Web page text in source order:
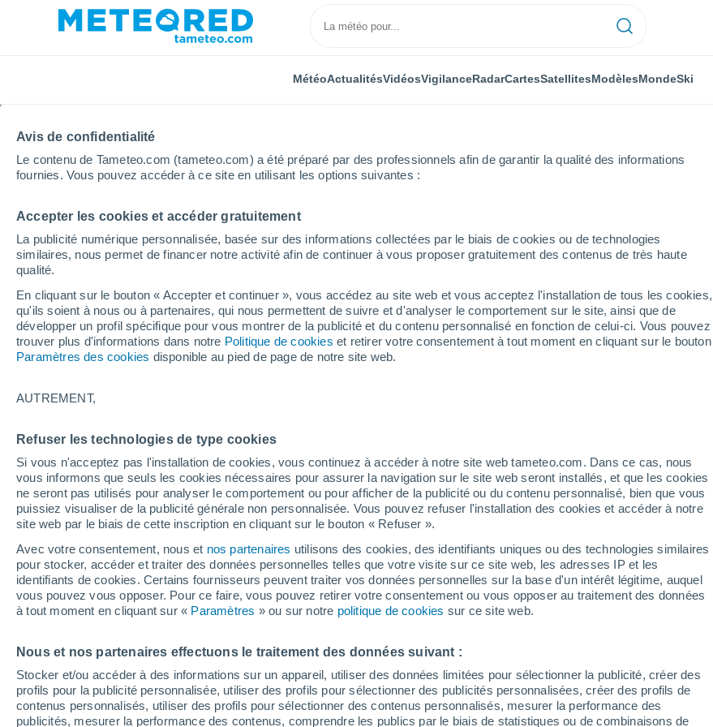
Avis de confidentialité
Le contenu de Tameteo.com (tameteo.com) a été préparé par des professionnels afin de garantir la qualité des informations
fournies. Vous pouvez accéder à ce site en utilisant les options suivantes :
Accepter les cookies et accéder gratuitement
La publicité numérique personnalisée, basée sur des informations collectées par le biais de cookies ou de technologies
similaires, nous permet de financer notre activité afin de continuer à vous proposer gratuitement des contenus de très haute
qualité.
En cliquant sur le bouton « Accepter et continuer », vous accédez au site web et vous acceptez l'installation de tous les cookies,
qu'ils soient à nous ou à partenaires, qui nous permettent de suivre et d'analyser le comportement sur le site, ainsi que de
développer un profil spécifique pour vous montrer de la publicité et du contenu personnalisé en fonction de celui-ci. Vous pouvez
trouver plus d'informations dans notre Politique de cookies et retirer votre consentement à tout moment en cliquant sur le bouton
Paramètres des cookies disponible au pied de page de notre site web.
AUTREMENT,
Refuser les technologies de type cookies
Si vous n'acceptez pas l'installation de cookies, vous continuez à accéder à notre site web tameteo.com. Dans ce cas, nous
vous informons que seuls les cookies nécessaires pour assurer la navigation sur le site web seront installés, et que les cookies
ne seront pas utilisés pour analyser le comportement ou pour afficher de la publicité ou du contenu personnalisé, bien que vous
puissiez visualiser de la publicité générale non personnalisée. Vous pouvez refuser l'installation des cookies et accéder à notre
site web par le biais de cette inscription en cliquant sur le bouton « Refuser ».
Avec votre consentement, nous et nos partenaires utilisons des cookies, des identifiants uniques ou des technologies similaires
pour stocker, accéder et traiter des données personnelles telles que votre visite sur ce site web, les adresses IP et les
identifiants de cookies. Certains fournisseurs peuvent traiter vos données personnelles sur la base d'un intérêt légitime, auquel
vous pouvez vous opposer. Pour ce faire, vous pouvez retirer votre consentement ou vous opposer au traitement des données
à tout moment en cliquant sur « Paramètres » ou sur notre politique de cookies sur ce site web.
Nous et nos partenaires effectuons le traitement des données suivant :
Stocker et/ou accéder à des informations sur un appareil, utiliser des données limitées pour sélectionner la publicité, créer des
profils pour la publicité personnalisée, utiliser des profils pour sélectionner des publicités personnalisées, créer des profils de
contenus personnalisés, utiliser des profils pour sélectionner des contenus personnalisés, mesurer la performance des
publicités, mesurer la performance des contenus, comprendre les publics par le biais de statistiques ou de combinaisons de
MétéoActualitésVidéosVigilanceRadarCartesSatellitesModèlesMondeSki
Accueil Modèles Modèles Brésil - ECMWF Amérique du Sud - Lat(+10..-30)
Modèles de prévision numérique
PRES. | V > 10 |
NÉB. | PLUIE 6H |
ÉPAI.
PLUIE
ACUMULÉE
NEIGE
ACUMULÉE
TEMPÉRATURE
2M
GÉOP. 850 HPA |
TEMP.
GÉOP. 500 HPA |
PRES. | TEMP.
VENT 10M |
PRESSION
ECMWF Amérique du Sud -
Lat(+10..-30)
ECMWF Amérique du Sud -
Lat(-25..-50)
GFS Amérique du Sud -
Lat(+10..-30)
GFS Amérique du Sud -